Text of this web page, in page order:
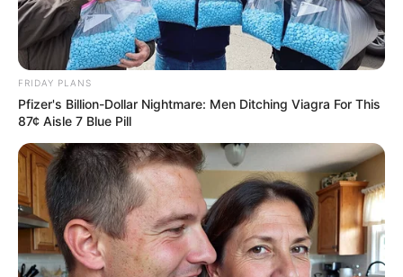
Watch The Most Jaw‑Dropping Figure Skating
Moments
BRAINBERRIES
FRIDAY PLANS
Pfizer's Billion-Dollar Nightmare: Men Ditching Viagra For This
87¢ Aisle 7 Blue Pill